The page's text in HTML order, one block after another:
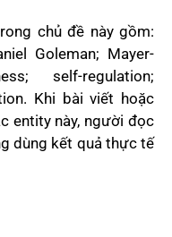
chủ đề này gồm:
Goleman; Mayer-
self-regulation;
Khi bài viết hoặc
entity này, người đọc
dùng kết quả thực tế